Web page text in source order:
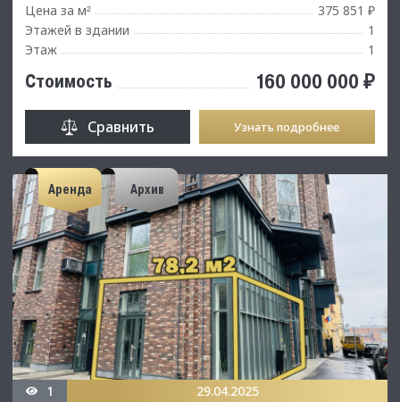
Цена за м²
375 851 ₽
Этажей в здании
1
Этаж
1
Стоимость 160 000 000 ₽
Сравнить Узнать подробнее
Аренда Архив
1 29.04.2025